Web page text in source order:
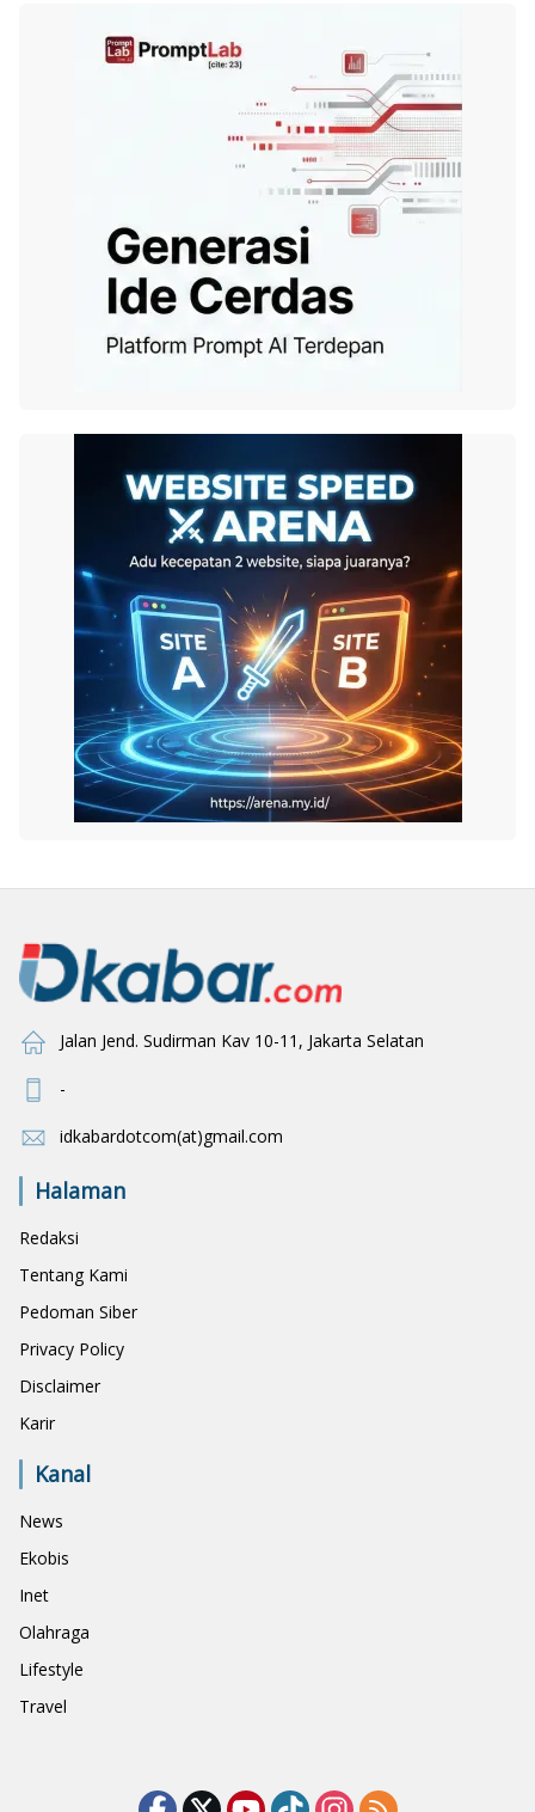
Jalan Jend. Sudirman Kav 10-11, Jakarta Selatan
-
idkabardotcom(at)gmail.com
Halaman
Redaksi
Tentang Kami
Pedoman Siber
Privacy Policy
Disclaimer
Karir
Kanal
News
Ekobis
Inet
Olahraga
Lifestyle
Travel